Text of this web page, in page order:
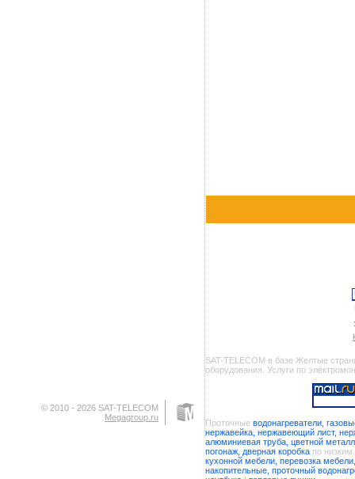
© 2010 - 2026 SAT-TELECOM
Megagroup.ru
SAT-TELECOM в базе Желтые
оборудования. Услуги по
Проточные водонагреватели,
нержавейка, нержавеющий лист,
алюминиевая труба, цветной
погонаж, дверная коробка по
кухонной мебели, перевозка
накопительные, проточный